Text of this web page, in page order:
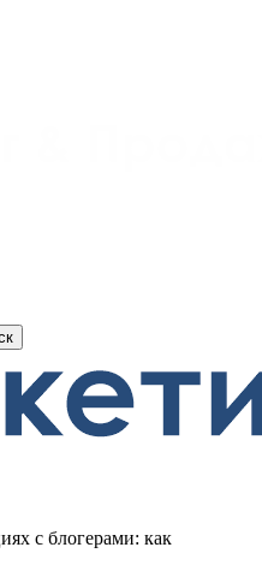
с блогерами: как